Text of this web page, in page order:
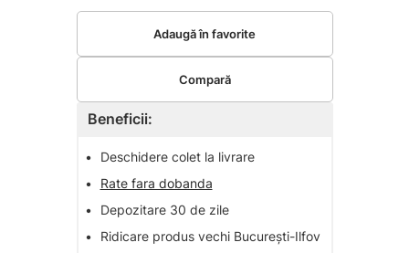
Beneficii:
•
Deschidere colet la livrare
•
Rate fara dobanda
•
Depozitare 30 de zile
•
Ridicare produs vechi București-Ilfov
Adaugă în favorite
Compară